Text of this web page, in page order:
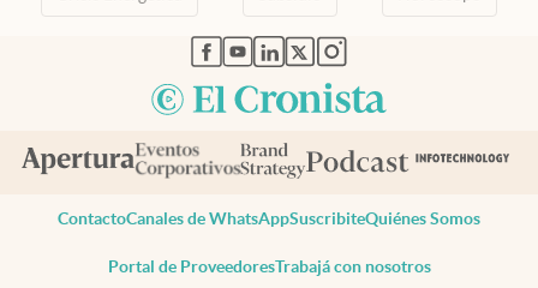
abre en nueva pestaña
abre en nueva pestaña
abre en nueva pestaña
abre en nueva pestaña
abre en nueva pestaña
ContactoCanales de WhatsAppSuscribiteQuiénes Somos
Portal de ProveedoresTrabajá con nosotros